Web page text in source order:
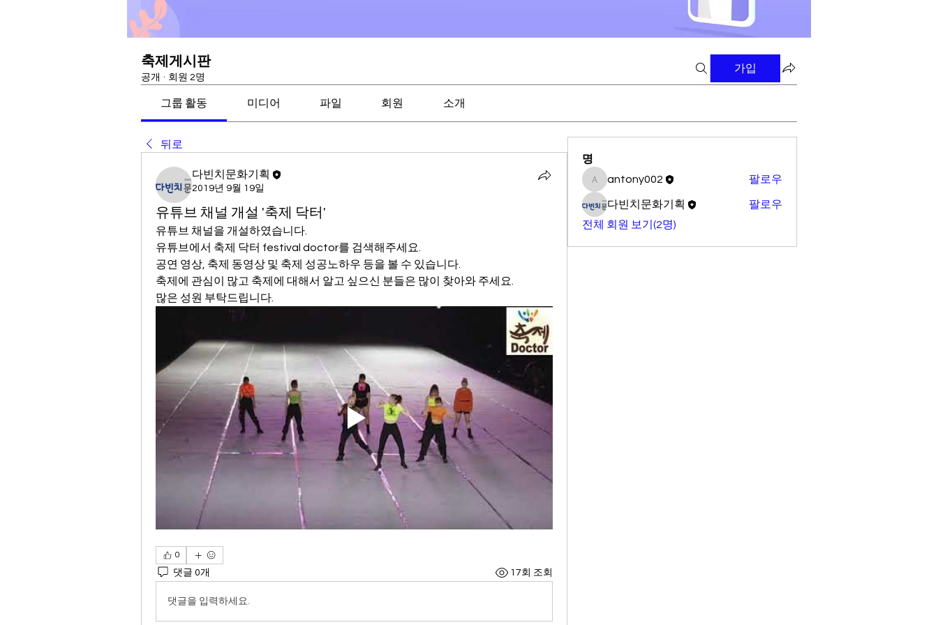
축제게시판
공개 · 회원 2명
가입
그룹 활동 미디어 파일 회원 소개
뒤로
다빈치문화기획
2019년 9월 19일
유튜브 채널 개설 '축제 닥터'
유튜브 채널을 개설하였습니다.
유튜브에서 축제 닥터 festival doctor를 검색해주세요.
공연 영상, 축제 동영상 및 축제 성공노하우 등을 볼 수 있습니다.
축제에 관심이 많고 축제에 대해서 알고 싶으신 분들은 많이 찾아와 주세요.
많은 성원 부탁드립니다.
0
댓글 0개 17회 조회
댓글을 입력하세요.
명
antony002
antony002 팔로우
다빈치문화기획
팔로우
전체 회원 보기(2명)